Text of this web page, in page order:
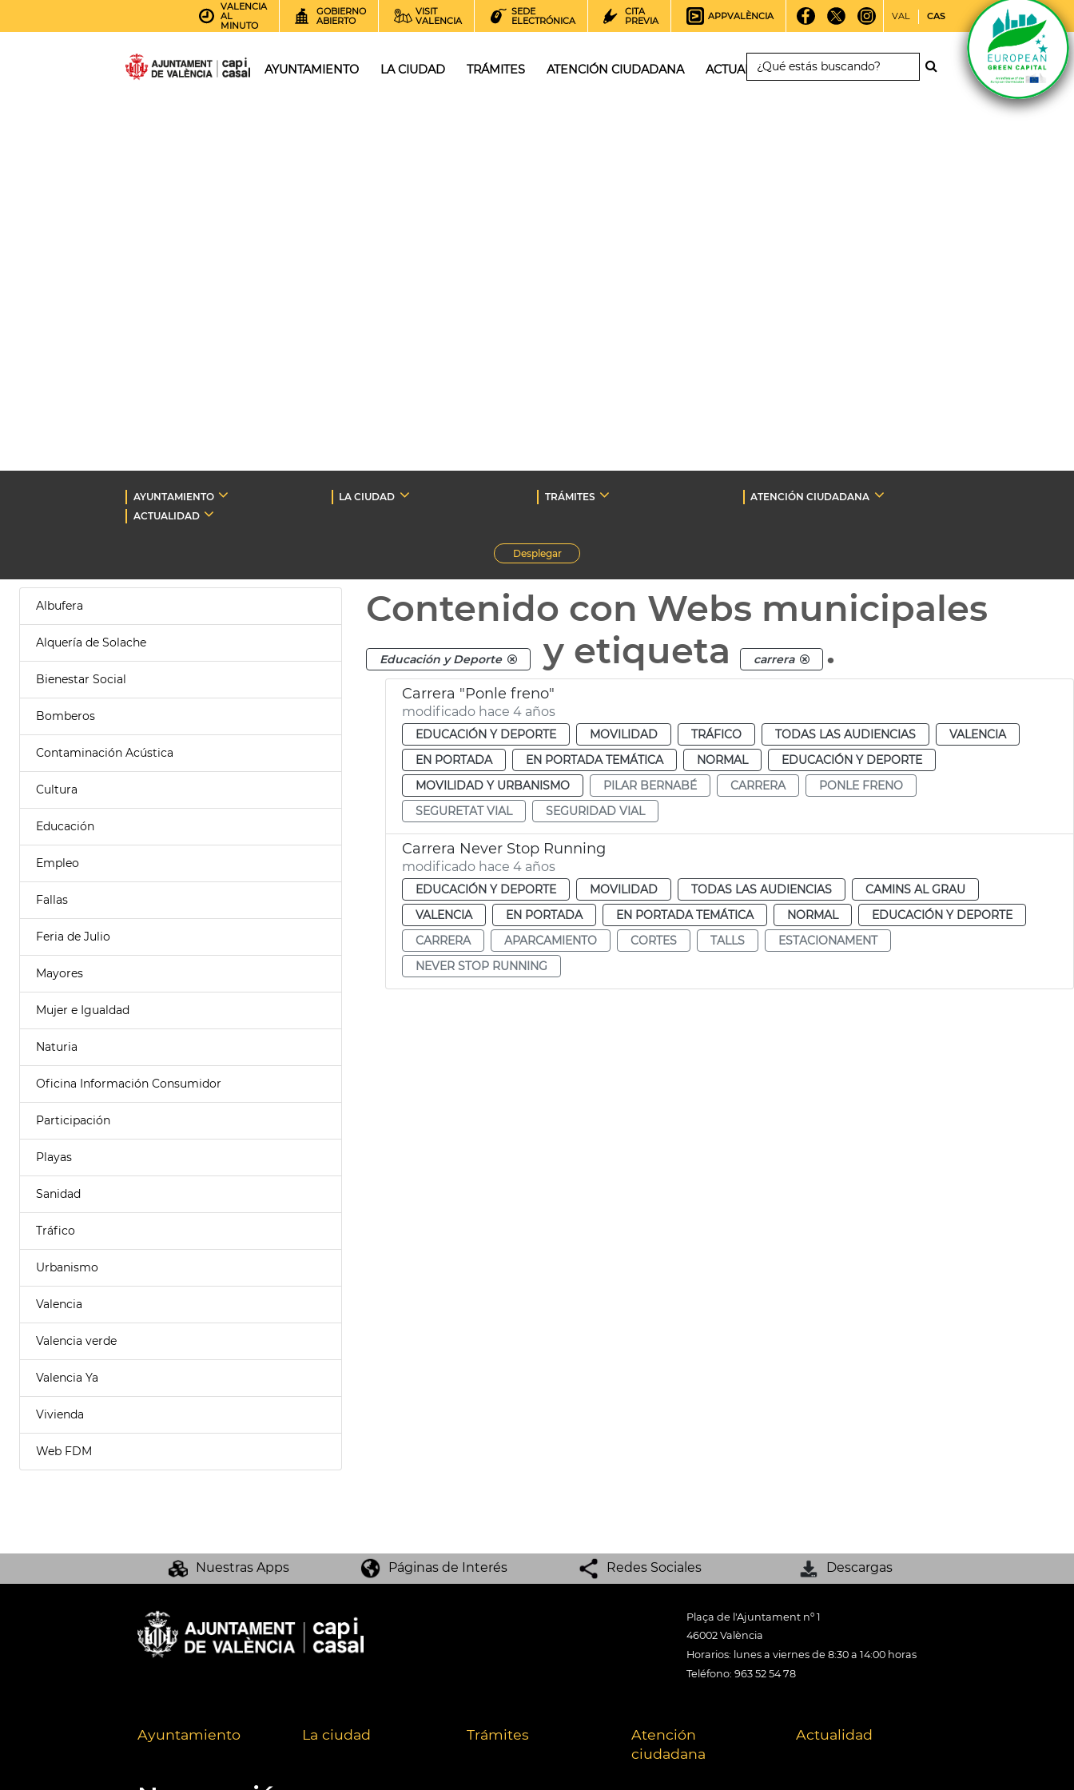
VALENCIA
AL
MINUTO
GOBIERNO
ABIERTO
VISIT
VALENCIA
SEDE
ELECTRÓNICA
CITA
PREVIA
APPVALÈNCIA VAL CAS
AYUNTAMIENTO LA CIUDAD TRÁMITES ATENCIÓN CIUDADANA ACTUALIDAD
AYUNTAMIENTO LA CIUDAD TRÁMITES
ATENCIÓN CIUDADANA
ACTUALIDAD
Desplegar
Albufera
Alquería de Solache
Bienestar Social
Bomberos
Contaminación Acústica
Cultura
Educación
Empleo
Fallas
Feria de Julio
Mayores
Mujer e Igualdad
Naturia
Oficina Información Consumidor
Participación
Playas
Sanidad
Tráfico
Urbanismo
Valencia
Valencia verde
Valencia Ya
Vivienda
Web FDM
Contenido con Webs municipales
Educación y Deporte y etiqueta carrera .
Carrera "Ponle freno"
modificado hace 4 años
EDUCACIÓN Y DEPORTE MOVILIDAD TRÁFICO TODAS LAS AUDIENCIAS
VALENCIA
EN PORTADA
EN PORTADA TEMÁTICA NORMAL
EDUCACIÓN Y DEPORTE
MOVILIDAD Y URBANISMO
PILAR BERNABÉ CARRERA
PONLE FRENO
SEGURETAT VIAL
SEGURIDAD VIAL
Carrera Never Stop Running
modificado hace 4 años
EDUCACIÓN Y DEPORTE MOVILIDAD TODAS LAS AUDIENCIAS
CAMINS AL GRAU
VALENCIA
EN PORTADA EN PORTADA TEMÁTICA NORMAL
EDUCACIÓN Y DEPORTE
CARRERA
APARCAMIENTO CORTES TALLS
ESTACIONAMENT
NEVER STOP RUNNING
Nuestras Apps Páginas de Interés Redes Sociales Descargas
Plaça de l'Ajuntament nº 1
46002 València
Horarios: lunes a viernes de 8:30 a 14:00 horas
Teléfono: 963 52 54 78
Ayuntamiento La ciudad Trámites
Atención
ciudadana
Actualidad